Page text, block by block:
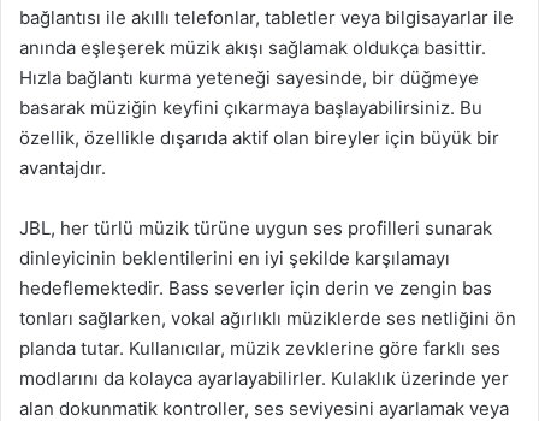
bağlantısı ile akıllı telefonlar, tabletler veya bilgisayarlar ile
anında eşleşerek müzik akışı sağlamak oldukça basittir.
Hızla bağlantı kurma yeteneği sayesinde, bir düğmeye
basarak müziğin keyfini çıkarmaya başlayabilirsiniz. Bu
özellik, özellikle dışarıda aktif olan bireyler için büyük bir
avantajdır.
JBL, her türlü müzik türüne uygun ses profilleri sunarak
dinleyicinin beklentilerini en iyi şekilde karşılamayı
hedeflemektedir. Bass severler için derin ve zengin bas
tonları sağlarken, vokal ağırlıklı müziklerde ses netliğini ön
planda tutar. Kullanıcılar, müzik zevklerine göre farklı ses
modlarını da kolayca ayarlayabilirler. Kulaklık üzerinde yer
alan dokunmatik kontroller, ses seviyesini ayarlamak veya